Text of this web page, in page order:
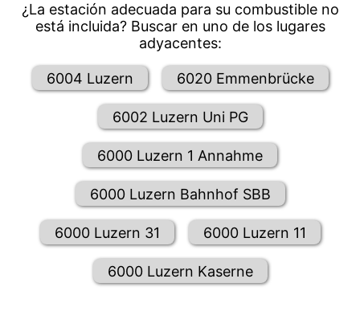
¿La estación adecuada para su combustible no
está incluida? Buscar en uno de los lugares
adyacentes:
6004 Luzern 6020 Emmenbrücke
6002 Luzern Uni PG
6000 Luzern 1 Annahme
6000 Luzern Bahnhof SBB
6000 Luzern 31 6000 Luzern 11
6000 Luzern Kaserne